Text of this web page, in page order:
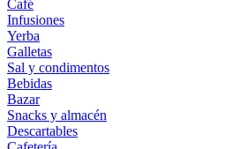
Café
Infusiones
Yerba
Galletas
Sal y condimentos
Bebidas
Bazar
Snacks y almacén
Descartables